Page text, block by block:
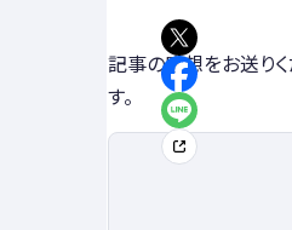
記事の感想をお送り
す。